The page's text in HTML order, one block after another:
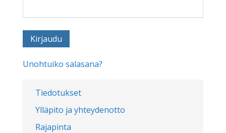
Tiedotukset
Ylläpito ja yhteydenotto
Rajapinta
Unohtuiko salasana?